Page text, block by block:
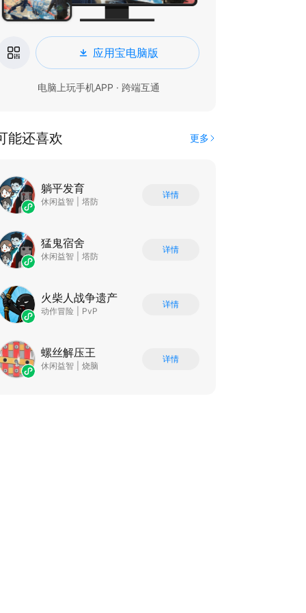
应用宝电脑版
电脑上玩手机APP · 跨端互通
能还喜欢 更多
躺平发育
休闲益智 塔防
详情
猛鬼宿舍
休闲益智 塔防
详情
火柴人战争遗产
动作冒险 PvP
详情
螺丝解压王
休闲益智 烧脑
详情